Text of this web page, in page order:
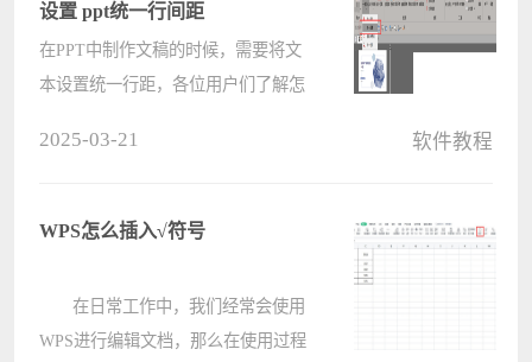
设置 ppt统一行间距
在PPT中制作文稿的时候，需要将文
本设置统一行距，各位用户们了解怎
作好的演示文稿，然后打开 iSlide
2025-03-21 软件教程
WPS怎么插入√符号
在日常工作中，我们经常会使用
WPS进行编辑文档，那么在使用过程